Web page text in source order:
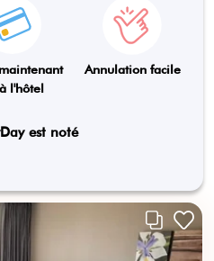
l'hôtel
Annulation facile
est noté